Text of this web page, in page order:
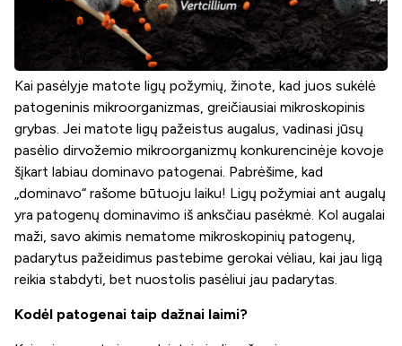
Kai pasėlyje matote ligų požymių, žinote, kad juos sukėlė
patogeninis mikroorganizmas, greičiausiai mikroskopinis
grybas. Jei matote ligų pažeistus augalus, vadinasi jūsų
pasėlio dirvožemio mikroorganizmų konkurencinėje kovoje
šįkart labiau dominavo patogenai. Pabrėšime, kad
„dominavo“ rašome būtuoju laiku! Ligų požymiai ant augalų
yra patogenų dominavimo iš anksčiau pasėkmė. Kol augalai
maži, savo akimis nematome mikroskopinių patogenų,
padarytus pažeidimus pastebime gerokai vėliau, kai jau ligą
reikia stabdyti, bet nuostolis pasėliui jau padarytas.
Kodėl patogenai taip dažnai laimi?